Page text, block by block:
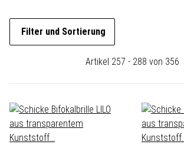
Filter und Sortierung
Artikel 257 - 288 von 356